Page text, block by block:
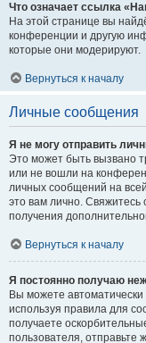
Что означает ссылка
На этой странице вы
конференции и другую
которые они модерируют.
Вернуться к началу
Личные сообщения
Я не могу отправить
Это может быть вызвано
или не вошли на
личных сообщений на
это вам лично.
получения
Вернуться к началу
Я постоянно получаю
Вы можете
используя правила для
получаете
пользователя,